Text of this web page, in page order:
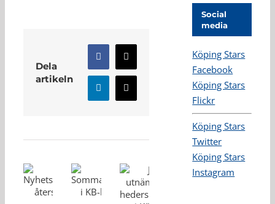
Dela
artikeln
Facebook
X
LinkedInE-
post
Social
media
Köping Stars
Facebook
Köping Stars
Flickr
Köping Stars
Twitter
Köping Stars
Instagram